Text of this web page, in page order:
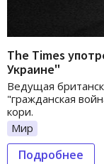
The Times
Украине"
Ведущая
"гражданская
кори.
Мир
Подробнее